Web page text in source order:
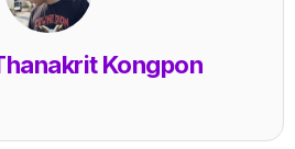
Kongpon